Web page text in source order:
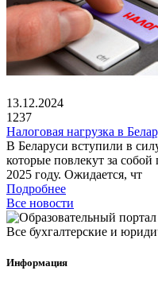
13.12.2024
1237
Налоговая нагрузка в
В Беларуси вступили в
которые повлекут за
2025 году. Ожидается, чт
Подробнее
Все новости
Все бухгалтерские и
Информация